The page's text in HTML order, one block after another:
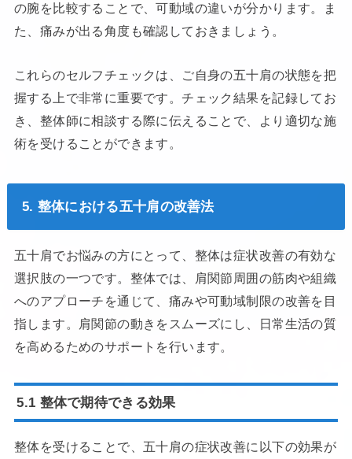
の腕を比較することで、可動域の違いが分かります。ま
た、痛みが出る角度も確認しておきましょう。
これらのセルフチェックは、ご自身の五十肩の状態を把
握する上で非常に重要です。チェック結果を記録してお
き、整体師に相談する際に伝えることで、より適切な施
術を受けることができます。
5. 整体における五十肩の改善法
五十肩でお悩みの方にとって、整体は症状改善の有効な
選択肢の一つです。整体では、肩関節周囲の筋肉や組織
へのアプローチを通じて、痛みや可動域制限の改善を目
指します。肩関節の動きをスムーズにし、日常生活の質
を高めるためのサポートを行います。
5.1 整体で期待できる効果
整体を受けることで、五十肩の症状改善に以下の効果が